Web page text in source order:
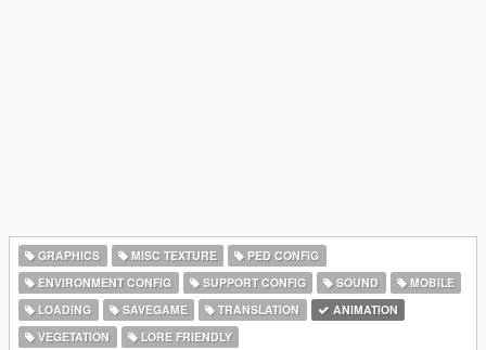
GRAPHICS MISC TEXTURE
PED CONFIG
ENVIRONMENT CONFIG
SUPPORT CONFIG SOUND
MOBILE
LOADING
SAVEGAME TRANSLATION
ANIMATION
VEGETATION
LORE FRIENDLY